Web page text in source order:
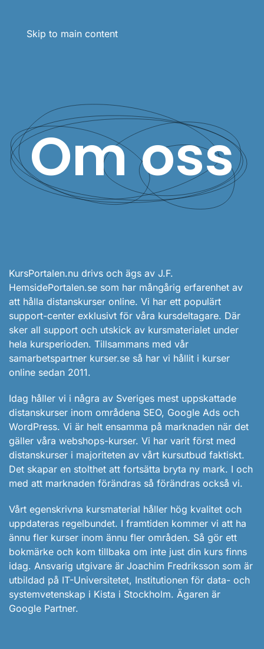
Skip to main content
Om oss
KursPortalen.nu drivs och ägs av J.F.
HemsidePortalen.se som har mångårig erfarenhet av
att hålla distanskurser online. Vi har ett populärt
support-center exklusivt för våra kursdeltagare. Där
sker all support och utskick av kursmaterialet under
hela kursperioden. Tillsammans med vår
samarbetspartner kurser.se så har vi hållit i kurser
online sedan 2011.
Idag håller vi i några av Sveriges mest uppskattade
distanskurser inom områdena SEO, Google Ads och
WordPress. Vi är helt ensamma på marknaden när det
gäller våra webshops-kurser. Vi har varit först med
distanskurser i majoriteten av vårt kursutbud faktiskt.
Det skapar en stolthet att fortsätta bryta ny mark. I och
med att marknaden förändras så förändras också vi.
Vårt egenskrivna kursmaterial håller hög kvalitet och
uppdateras regelbundet. I framtiden kommer vi att ha
ännu fler kurser inom ännu fler områden. Så gör ett
bokmärke och kom tillbaka om inte just din kurs finns
idag. Ansvarig utgivare är Joachim Fredriksson som är
utbildad på IT-Universitetet, Institutionen för data- och
systemvetenskap i Kista i Stockholm. Ägaren är
Google Partner.